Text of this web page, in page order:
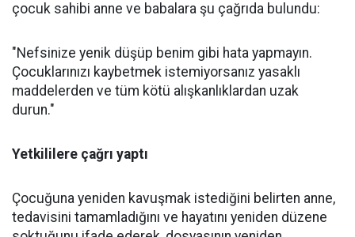
çocuk sahibi anne ve babalara şu çağrıda bulundu:
"Nefsinize yenik düşüp benim gibi hata yapmayın.
Çocuklarınızı kaybetmek istemiyorsanız yasaklı
maddelerden ve tüm kötü alışkanlıklardan uzak
durun."
Yetkililere çağrı yaptı
Çocuğuna yeniden kavuşmak istediğini belirten anne,
tedavisini tamamladığını ve hayatını yeniden düzene